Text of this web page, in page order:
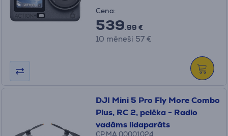
Cena:
539.99 €
10 mēneši 57 €
DJI Mini 5 Pro Fly More Combo
Plus, RC 2, pelēka - Radio
vadāms lidaparāts
CP.MA.00001024